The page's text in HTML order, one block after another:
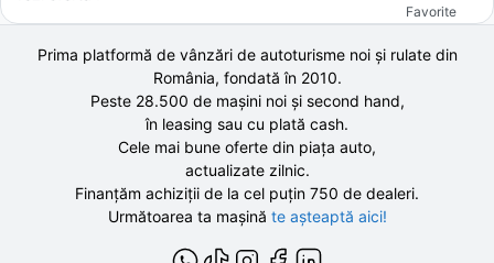
Favorite
Prima platformă de vânzări de autoturisme noi și rulate din
România, fondată în 2010.
Peste 28.500 demașini noi și second hand,
în leasing sau cu plată cash.
Cele mai bune oferte din piața auto,
actualizate zilnic.
Finanțăm achiziții de la cel puțin 750 de dealeri.
Următoarea ta mașină te așteaptă aici!